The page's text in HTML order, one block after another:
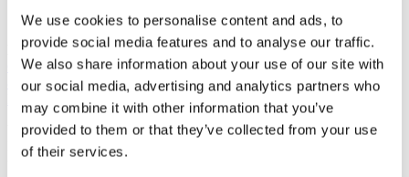
We use cookies to personalise content and ads, to
provide social media features and to analyse our traffic.
We also share information about your use of our site with
our social media, advertising and analytics partners who
may combine it with other information that you’ve
provided to them or that they’ve collected from your use
of their services.
ÅF login för att se pris
EMA INTERNATIONAL
Granhøjvej 8
8600 Silkeborg
ÜBER UNS
EMA ist ein Baggerzubehörhersteller, der Qualität ausstrahlt. Wir